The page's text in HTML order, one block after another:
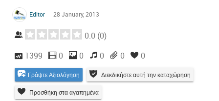
Editor 28 January, 2013
0.0 (0)
1399 0 0 0 0 0
Γράψτε Αξιολόγηση Διεκδικήστε αυτή την καταχώρηση
Προσθήκη στα αγαπημένα